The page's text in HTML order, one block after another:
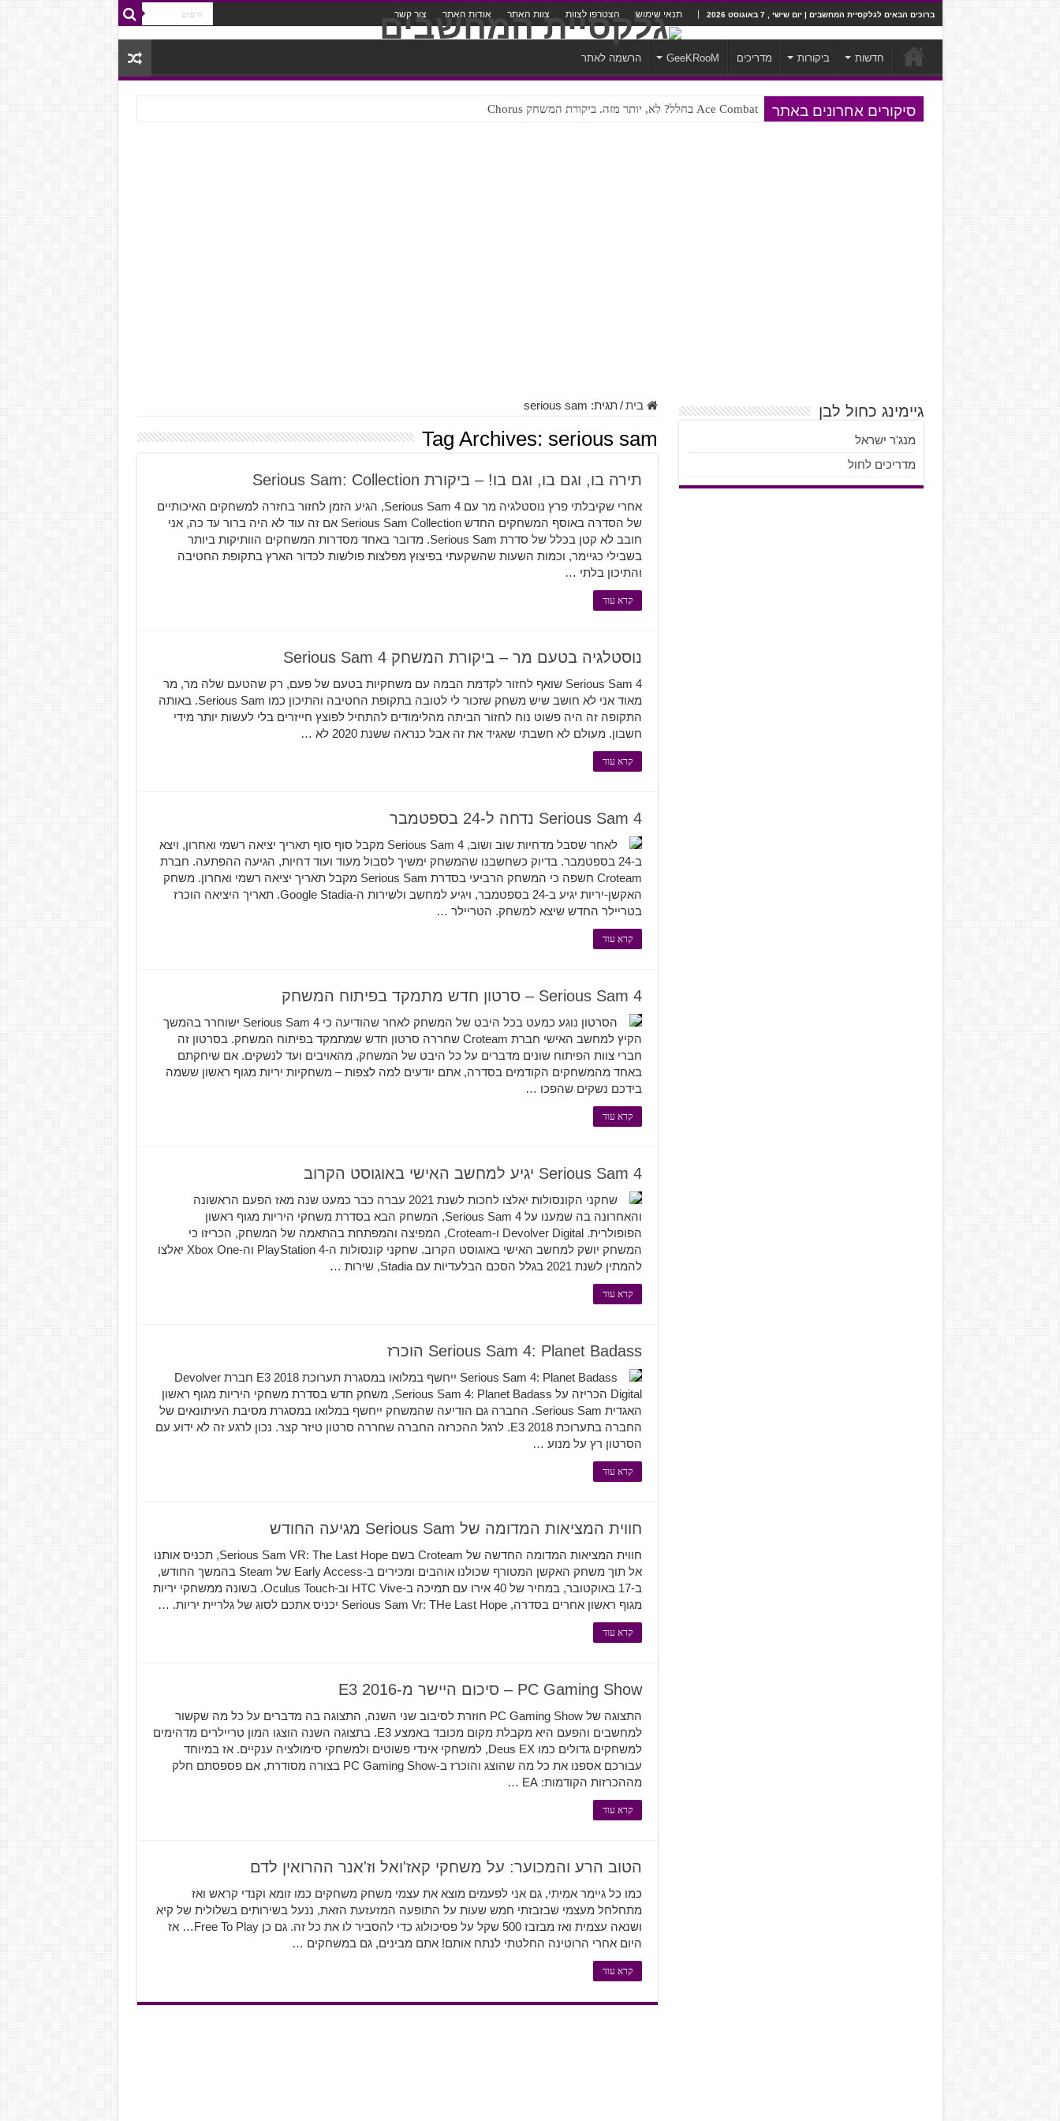
ברוכים הבאים לגלקסיית המחשבים | יום שישי , 7 באוגוסט 2026 תנאי שימוש הצטרפו לצוות צוות האתר אודות האתר צור קשר
חדשות ביקורות מדריכים GeeKRooM הרשמה לאתר
סיקורים אחרונים באתר Ace Combat בחלל? לא, יותר מזה. ביקורת המשחק Chorus
Steven Universe והשירים שתורגמו בצורה נוראית לעברית
בית / תגית: serious sam
Tag Archives: serious sam
תירה בו, וגם בו, וגם בו! – ביקורת Serious Sam: Collection
אחרי שקיבלתי פרץ נוסטלגיה מר עם Serious Sam 4, הגיע הזמן לחזור בחזרה למשחקים האיכותיים
של הסדרה באוסף המשחקים החדש Serious Sam Collection אם זה עוד לא היה ברור עד כה, אני
חובב לא קטן בכלל של סדרת Serious Sam. מדובר באחד מסדרות המשחקים הוותיקות ביותר
בשבילי כגיימר, וכמות השעות שהשקעתי בפיצוץ מפלצות פולשות לכדור הארץ בתקופת החטיבה
והתיכון בלתי …
קרא עוד
נוסטלגיה בטעם מר – ביקורת המשחק Serious Sam 4
Serious Sam 4 שואף לחזור לקדמת הבמה עם משחקיות בטעם של פעם, רק שהטעם שלה מר, מר
מאוד אני לא חושב שיש משחק שזכור לי לטובה בתקופת החטיבה והתיכון כמו Serious Sam. באותה
התקופה זה היה פשוט נוח לחזור הביתה מהלימודים להתחיל לפוצץ חייזרים בלי לעשות יותר מידי
חשבון. מעולם לא חשבתי שאגיד את זה אבל כנראה ששנת 2020 לא …
קרא עוד
Serious Sam 4 נדחה ל-24 בספטמבר
לאחר שסבל מדחיות שוב ושוב, Serious Sam 4 מקבל סוף סוף תאריך יציאה רשמי ואחרון, ויצא
ב-24 בספטמבר. בדיוק כשחשבנו שהמשחק ימשיך לסבול מעוד ועוד דחיות, הגיעה ההפתעה. חברת
Croteam חשפה כי המשחק הרביעי בסדרת Serious Sam מקבל תאריך יציאה רשמי ואחרון. משחק
האקשן-יריות יגיע ב-24 בספטמבר, ויגיע למחשב ולשירות ה-Google Stadia. תאריך היציאה הוכרז
בטריילר החדש שיצא למשחק. הטריילר …
קרא עוד
Serious Sam 4 – סרטון חדש מתמקד בפיתוח המשחק
הסרטון נוגע כמעט בכל היבט של המשחק לאחר שהודיעה כי Serious Sam 4 ישוחרר בהמשך
הקיץ למחשב האישי חברת Croteam שחררה סרטון חדש שמתמקד בפיתוח המשחק. בסרטון זה
חברי צוות הפיתוח שונים מדברים על כל היבט של המשחק, מהאויבים ועד לנשקים. אם שיחקתם
באחד מהמשחקים הקודמים בסדרה, אתם יודעים למה לצפות – משחקיות יריות מגוף ראשון ששמה
בידכם נשקים שהפכו …
קרא עוד
Serious Sam 4 יגיע למחשב האישי באוגוסט הקרוב
שחקני הקונסולות יאלצו לחכות לשנת 2021 עברה כבר כמעט שנה מאז הפעם הראשונה
והאחרונה בה שמענו על Serious Sam 4, המשחק הבא בסדרת משחקי היריות מגוף ראשון
הפופולרית. Devolver Digital ו-Croteam, המפיצה והמפתחת בהתאמה של המשחק, הכריזו כי
המשחק יושק למחשב האישי באוגוסט הקרוב. שחקני קונסולות ה-PlayStation 4 וה-Xbox One יאלצו
להמתין לשנת 2021 בגלל הסכם הבלעדיות עם Stadia, שירות …
קרא עוד
Serious Sam 4: Planet Badass הוכרז
Serious Sam 4: Planet Badass ייחשף במלואו במסגרת תערוכת E3 2018 חברת Devolver
Digital הכריזה על Serious Sam 4: Planet Badass, משחק חדש בסדרת משחקי היריות מגוף ראשון
האגדית Serious Sam. החברה גם הודיעה שהמשחק ייחשף במלואו במסגרת מסיבת העיתונאים של
החברה בתערוכת E3 2018. לרגל ההכרזה החברה שחררה סרטון טיזר קצר. נכון לרגע זה לא ידוע עם
הסרטון רץ על מנוע …
קרא עוד
חווית המציאות המדומה של Serious Sam מגיעה החודש
חווית המציאות המדומה החדשה של Croteam בשם Serious Sam VR: The Last Hope, תכניס אותנו
אל תוך משחק האקשן המטורף שכולנו אוהבים ומכירים ב-Early Access של Steam בהמשך החודש,
ב-17 באוקטובר, במחיר של 40 אירו עם תמיכה ב-HTC Vive וב-Oculus Touch. בשונה ממשחקי יריות
מגוף ראשון אחרים בסדרה, Serious Sam Vr: THe Last Hope יכניס אתכם לסוג של גלריית יריות. …
קרא עוד
PC Gaming Show – סיכום היישר מ-E3 2016
התצוגה של PC Gaming Show חוזרת לסיבוב שני השנה, התצוגה בה מדברים על כל מה שקשור
למחשבים והפעם היא מקבלת מקום מכובד באמצע E3. בתצוגה השנה הוצגו המון טריילרים מדהימים
למשחקים גדולים כמו Deus EX, למשחקי אינדי פשוטים ולמשחקי סימולציה ענקיים. אז במיוחד
עבורכם אספנו את כל מה שהוצג והוכרז ב-PC Gaming Show בצורה מסודרת, אם פספסתם חלק
מההכרזות הקודמות: EA …
קרא עוד
הטוב הרע והמכוער: על משחקי קאז'ואל וז'אנר ההרואין לדם
כמו כל גיימר אמיתי, גם אני לפעמים מוצא את עצמי משחק משחקים כמו זומא וקנדי קראש ואז
מתחלחל מעצמי שבזבזתי חמש שעות על התופעה המזעזעת הזאת, ננעל בשירותים בשלולית של קיא
ושנאה עצמית ואז מבזבז 500 שקל על פסיכולוג כדי להסביר לו את כל זה. גם כן Free To Play… אז
היום אחרי הרוטינה החלטתי לנתח אותם! אתם מבינים, גם במשחקים …
קרא עוד
גיימינג כחול לבן
מנג'ר ישראל
מדריכים לחול